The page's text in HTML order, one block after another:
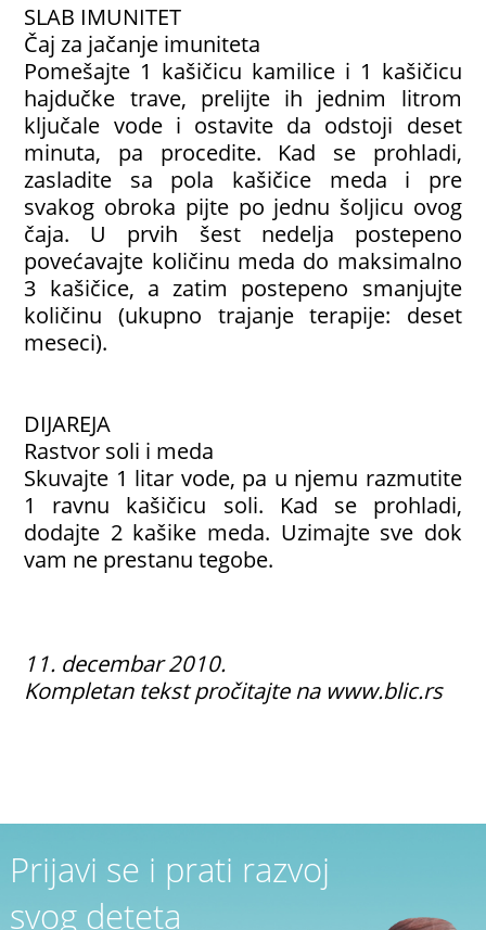
SLAB IMUNITET
Čaj za jačanje imuniteta
Pomešajte 1 kašičicu kamilice i 1 kašičicu
hajdučke trave, prelijte ih jednim litrom
ključale vode i ostavite da odstoji deset
minuta, pa procedite. Kad se prohladi,
zasladite sa pola kašičice meda i pre
svakog obroka pijte po jednu šoljicu ovog
čaja. U prvih šest nedelja postepeno
povećavajte količinu meda do maksimalno
3 kašičice, a zatim postepeno smanjujte
količinu (ukupno trajanje terapije: deset
meseci).
DIJAREJA
Rastvor soli i meda
Skuvajte 1 litar vode, pa u njemu razmutite
1 ravnu kašičicu soli. Kad se prohladi,
dodajte 2 kašike meda. Uzimajte sve dok
vam ne prestanu tegobe.
11. decembar 2010.
Kompletan tekst pročitajte na www.blic.rs
Prijavi se i prati razvoj
svog deteta